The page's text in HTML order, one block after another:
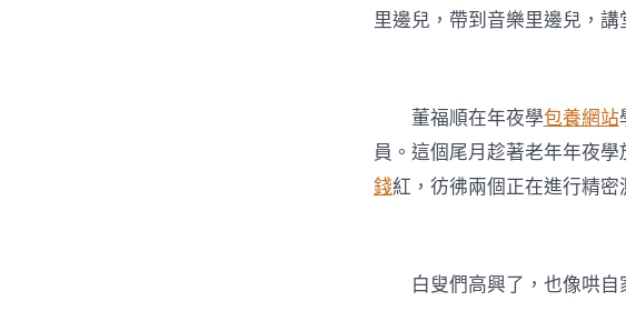
里邊兒，帶到音樂里邊兒，講
董福順在年夜學包養網站
員。這個尾月趁著老年年夜
錢紅，彷彿兩個正在進行精
白叟們高興了，也像哄